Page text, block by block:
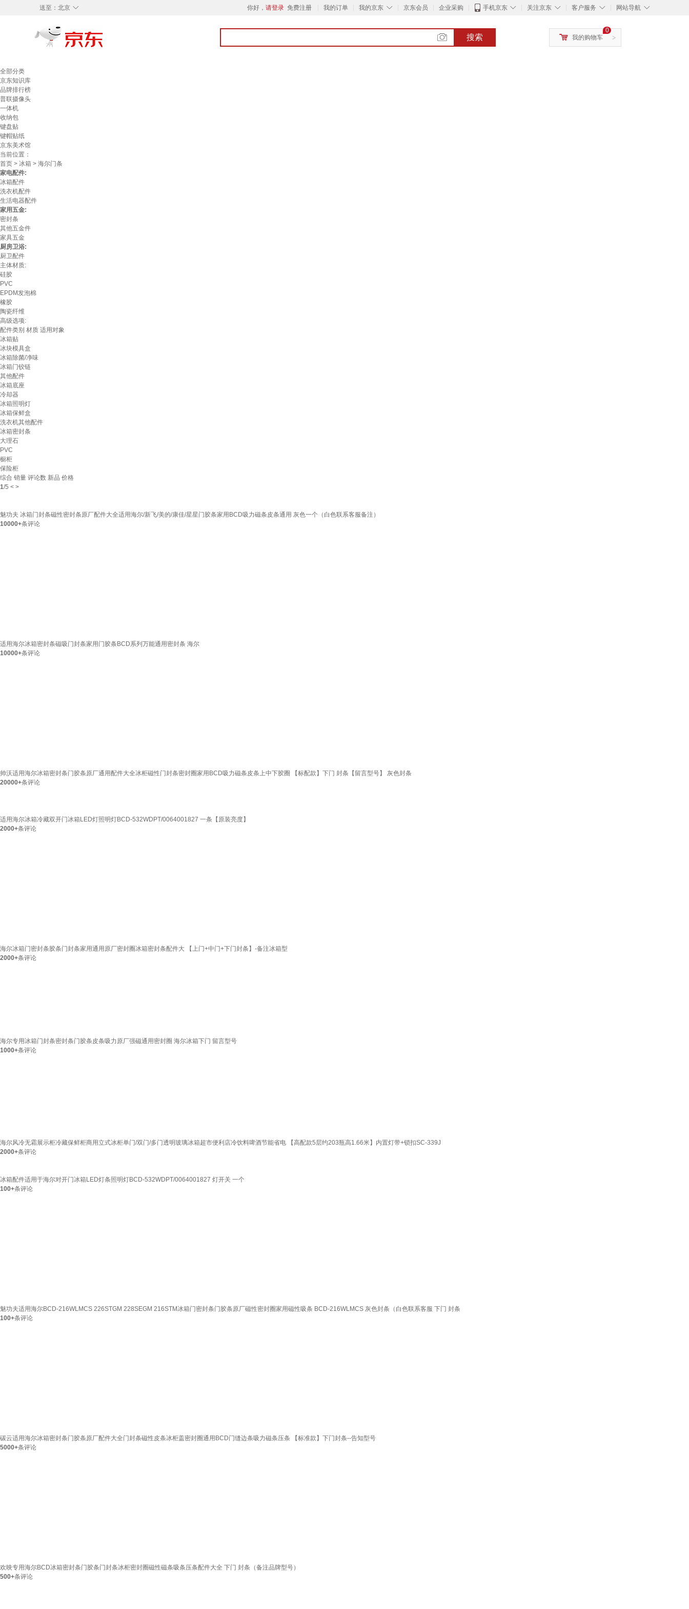
◇
送至： 北京 你好， 请登录 免费注册 我的订单 ◇
我的京东 京东会员 企业采购 ◇
手机京东 ◇
关注京东 ◇
客户服务 ◇
网站导航
搜索 >
0
我的购物车
全部分类
京东知识库
品牌排行榜
普联摄像头
一体机
收纳包
键盘贴
键帽贴纸
京东美术馆
当前位置：
首页 > 冰箱 > 海尔门条
家电配件:
冰箱配件
洗衣机配件
生活电器配件
家用五金:
密封条
其他五金件
家具五金
厨房卫浴:
厨卫配件
主体材质:
硅胶
PVC
EPDM发泡棉
橡胶
陶瓷纤维
高级选项:
配件类别 材质 适用对象
冰箱贴
冰块模具盒
冰箱除菌/净味
冰箱门铰链
其他配件
冰箱底座
冷却器
冰箱照明灯
冰箱保鲜盒
洗衣机其他配件
冰箱密封条
大理石
PVC
橱柜
保险柜
综合 销量 评论数 新品 价格
1/5 < >
魅功夫 冰箱门封条磁性密封条原厂配件大全适用海尔/新飞/美的/康佳/星星门胶条家用BCD吸力磁条皮条通用 灰色一个（白色联系客服备注）
10000+条评论
适用海尔冰箱密封条磁吸门封条家用门胶条BCD系列万能通用密封条 海尔
10000+条评论
帅沃适用海尔冰箱密封条门胶条原厂通用配件大全冰柜磁性门封条密封圈家用BCD吸力磁条皮条上中下胶圈 【标配款】下门 封条【留言型号】 灰色封条
20000+条评论
适用海尔冰箱冷藏双开门冰箱LED灯照明灯BCD-532WDPT/0064001827 一条【原装亮度】
2000+条评论
海尔冰箱门密封条胶条门封条家用通用原厂密封圈冰箱密封条配件大 【上门+中门+下门封条】-备注冰箱型
2000+条评论
海尔专用冰箱门封条密封条门胶条皮条吸力原厂强磁通用密封圈 海尔冰箱下门 留言型号
1000+条评论
海尔风冷无霜展示柜冷藏保鲜柜商用立式冰柜单门/双门/多门透明玻璃冰箱超市便利店冷饮料啤酒节能省电 【高配款5层约203瓶高1.66米】内置灯带+锁扣SC-339J
2000+条评论
冰箱配件适用于海尔对开门冰箱LED灯条照明灯BCD-532WDPT/0064001827 灯开关 一个
100+条评论
魅功夫适用海尔BCD-216WLMCS 226STGM 228SEGM 216STM冰箱门密封条门胶条原厂磁性密封圈家用磁性吸条 BCD-216WLMCS 灰色封条（白色联系客服 下门 封条
100+条评论
碳云适用海尔冰箱密封条门胶条原厂配件大全门封条磁性皮条冰柜盖密封圈通用BCD门缝边条吸力磁条压条 【标准款】下门封条--告知型号
5000+条评论
欢映专用海尔BCD冰箱密封条门胶条门封条冰柜密封圈磁性磁条吸条压条配件大全 下门 封条（备注品牌型号）
500+条评论